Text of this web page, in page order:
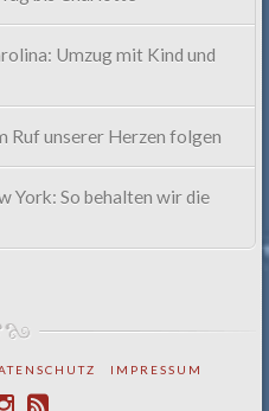
Umzug mit Kind und
Ruf unserer Herzen folgen
York: So behalten wir die
IMPRESSUM